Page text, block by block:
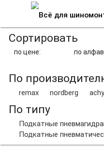
Сортировать
по цене: по
По
remax nordberg
По типу
Подкатные
Подкатные